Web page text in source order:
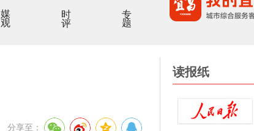
媒观 时评 专题
分享至：
读报纸